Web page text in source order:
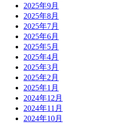
2025年9月
2025年8月
2025年7月
2025年6月
2025年5月
2025年4月
2025年3月
2025年2月
2025年1月
2024年12月
2024年11月
2024年10月